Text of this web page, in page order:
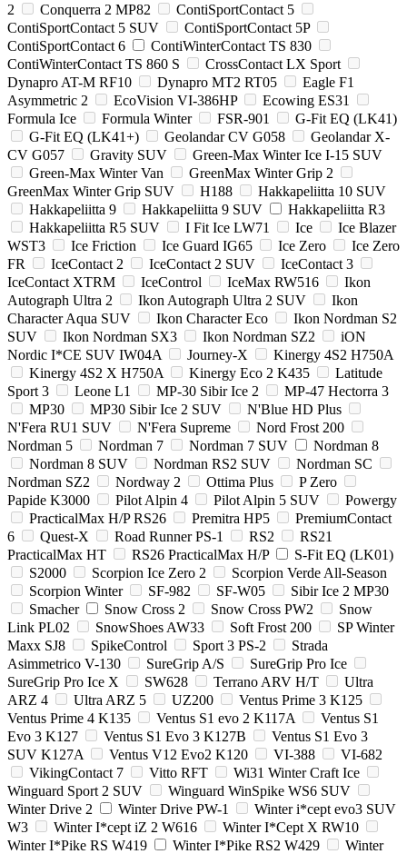
2
Conquerra 2 MP82
ContiSportContact 5
ContiSportContact 5 SUV
ContiSportContact 5P
ContiSportContact 6
ContiWinterContact TS 830
ContiWinterContact TS 860 S
CrossContact LX Sport
Dynapro AT-M RF10
Dynapro MT2 RT05
Eagle F1
Asymmetric 2
EcoVision VI-386HP
Ecowing ES31
Formula Ice
Formula Winter FSR-901
G-Fit EQ (LK41)
G-Fit EQ (LK41+)
Geolandar CV G058
Geolandar X-
CV G057
Gravity SUV
Green-Max Winter Ice I-15 SUV
Green-Max Winter Van
GreenMax Winter Grip 2
GreenMax Winter Grip SUV
H188
Hakkapeliitta 10 SUV
Hakkapeliitta 9
Hakkapeliitta 9 SUV
Hakkapeliitta R3
Hakkapeliitta R5 SUV
I Fit Ice LW71 Ice
Ice Blazer
WST3
Ice Friction Ice Guard IG65 Ice Zero
Ice Zero
FR
IceContact 2 IceContact 2 SUV
IceContact 3
IceContact XTRM
IceControl IceMax RW516
Ikon
Autograph Ultra 2
Ikon Autograph Ultra 2 SUV
Ikon
Character Aqua SUV
Ikon Character Eco
Ikon Nordman S2
SUV
Ikon Nordman SX3 Ikon Nordman SZ2
iON
Nordic I*CE SUV IW04A
Journey-X
Kinergy 4S2 H750A
Kinergy 4S2 X H750A
Kinergy Eco 2 K435
Latitude
Sport 3
Leone L1 MP-30 Sibir Ice 2
MP-47 Hectorra 3
MP30
MP30 Sibir Ice 2 SUV
N'Blue HD Plus
N'Fera RU1 SUV
N'Fera Supreme
Nord Frost 200
Nordman 5
Nordman 7 Nordman 7 SUV
Nordman 8
Nordman 8 SUV
Nordman RS2 SUV
Nordman SC
Nordman SZ2
Nordway 2 Ottima Plus
P Zero
Papide K3000
Pilot Alpin 4 Pilot Alpin 5 SUV
Powergy
PracticalMax H/P RS26
Premitra HP5
PremiumContact
6
Quest-X Road Runner PS-1 RS2
RS21
PracticalMax HT
RS26 PracticalMax H/P
S-Fit EQ (LK01)
S2000
Scorpion Ice Zero 2
Scorpion Verde All-Season
Scorpion Winter
SF-982 SF-W05
Sibir Ice 2 MP30
Smacher
Snow Cross 2 Snow Cross PW2
Snow
Link PL02
SnowShoes AW33 Soft Frost 200
SP Winter
Maxx SJ8
SpikeControl Sport 3 PS-2
Strada
Asimmetrico V-130
SureGrip A/S
SureGrip Pro Ice
SureGrip Pro Ice X
SW628 Terrano ARV H/T
Ultra
ARZ 4
Ultra ARZ 5 UZ200
Ventus Prime 3 K125
Ventus Prime 4 K135
Ventus S1 evo 2 K117A
Ventus S1
Evo 3 K127
Ventus S1 Evo 3 K127B
Ventus S1 Evo 3
SUV K127A
Ventus V12 Evo2 K120 VI-388
VI-682
VikingContact 7
Vitto RFT
Wi31 Winter Craft Ice
Winguard Sport 2 SUV
Winguard WinSpike WS6 SUV
Winter Drive 2
Winter Drive PW-1
Winter i*cept evo3 SUV
W3
Winter I*cept iZ 2 W616
Winter I*Cept X RW10
Winter I*Pike RS W419
Winter I*Pike RS2 W429
Winter